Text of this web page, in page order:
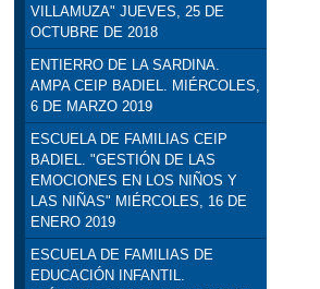
VILLAMUZA" JUEVES, 25 DE
OCTUBRE DE 2018
ENTIERRO DE LA SARDINA.
AMPA CEIP BADIEL. MIÉRCOLES,
6 DE MARZO 2019
ESCUELA DE FAMILIAS CEIP
BADIEL. "GESTIÓN DE LAS
EMOCIONES EN LOS NIÑOS Y
LAS NIÑAS" MIÉRCOLES, 16 DE
ENERO 2019
ESCUELA DE FAMILIAS DE
EDUCACIÓN INFANTIL.